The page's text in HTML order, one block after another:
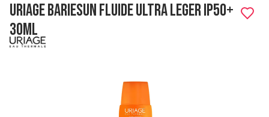
Uriage Bariesun Fluide Ultra Leger IP50+
30ml